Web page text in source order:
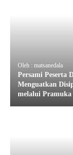
Oleh : matsanedala
Persami Peserta
Menguatkan
melalui Pramuka